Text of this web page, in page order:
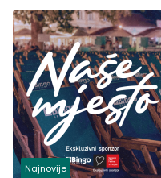
Najnovije